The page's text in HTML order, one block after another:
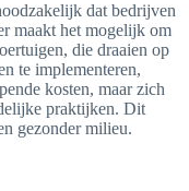
dat bedrijven
maakt het mogelijk om
die draaien op
te implementeren,
kosten, maar zich
praktijken. Dit
gezonder milieu.